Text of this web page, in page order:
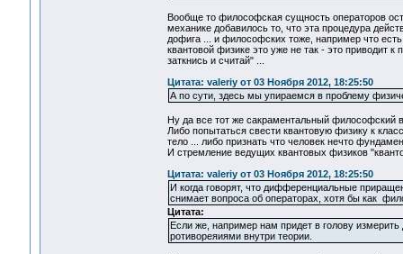
Вообще то философская сущность операторов
механике добавилось то, что эта процедура
дофига ... и философских тоже, например что
квантовой физике это уже не так - это приводит
заткнись и считай" ...
Цитата: valeriy от 03 Ноября 2012, 18:25:50
А по сути, здесь мы упираемся в проблему
Ну да все тот же сакраментальный философский
Либо попытаться свести квантовую физику к
тело ... либо признать что человек нечто
И стремление ведущих квантовых физиков
Цитата: valeriy от 03 Ноября 2012, 18:25:50
И когда говорят, что дифференциальные
снимает вопроса об операторах, хотя бы как
Цитата:
Если же, например нам придет в голову
ротивореяиями внутри теории.